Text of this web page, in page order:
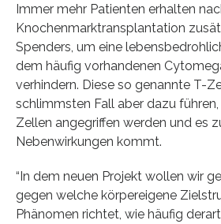
Immer mehr Patienten erhalten
Knochenmarktransplantation
Spenders, um eine
dem häufig vorhandenen
verhindern. Diese so genannte T-
schlimmsten Fall aber dazu
Zellen angegriffen werden und es
Nebenwirkungen kommt.
“In dem neuen Projekt wollen wir
gegen welche körpereigene
Phänomen richtet, wie häufig